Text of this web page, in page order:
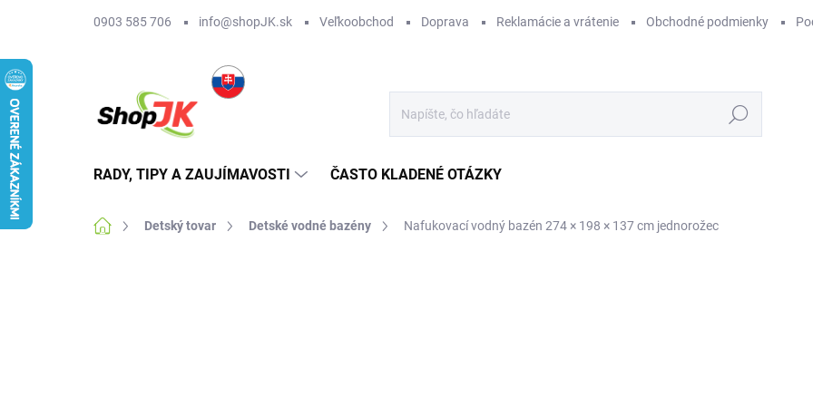
0903 585 706 info@shopJK.sk Veľkoobchod Doprava Reklamácie a vrátenie Obchodné podmienky
Hľadať
RADY, TIPY A ZAUJÍMAVOSTI ČASTO KLADENÉ OTÁZKY
DomovDetský tovar Detské vodné bazény Nafukovací vodný bazén 274 × 198 × 137 cm jednorožec